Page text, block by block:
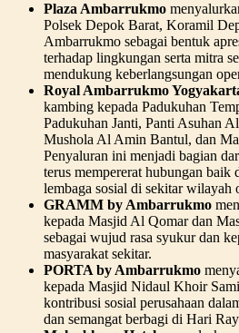
Plaza Ambarrukmo
Polsek Depok Barat, Koramil
Ambarrukmo sebagai bentuk
terhadap lingkungan serta mitra
mendukung keberlangsungan
Royal Ambarrukmo
kambing kepada Padukuhan
Padukuhan Janti, Panti Asuhan
Mushola Al Amin Bantul, dan
Penyaluran ini menjadi bagian
terus mempererat hubungan baik
lembaga sosial di sekitar wilayah
GRAMM by Ambarrukmo
kepada Masjid Al Qomar dan
sebagai wujud rasa syukur dan
masyarakat sekitar.
PORTA by Ambarrukmo
kepada Masjid Nidaul Khoir
kontribusi sosial perusahaan
dan semangat berbagi di Hari